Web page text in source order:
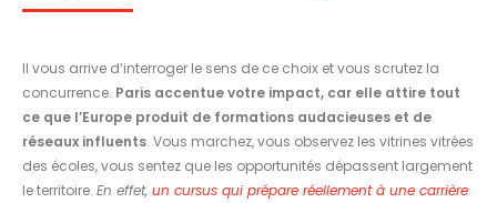
Il vous arrive d’interroger le sens de ce choix et vous scrutez la
concurrence. Paris accentue votre impact, car elle attire tout
ce que l’Europe produit de formations audacieuses et de
réseaux influents. Vous marchez, vous observez les vitrines vitrées
des écoles, vous sentez que les opportunités dépassent largement
le territoire. En effet, un cursus qui prépare réellement à une carrière